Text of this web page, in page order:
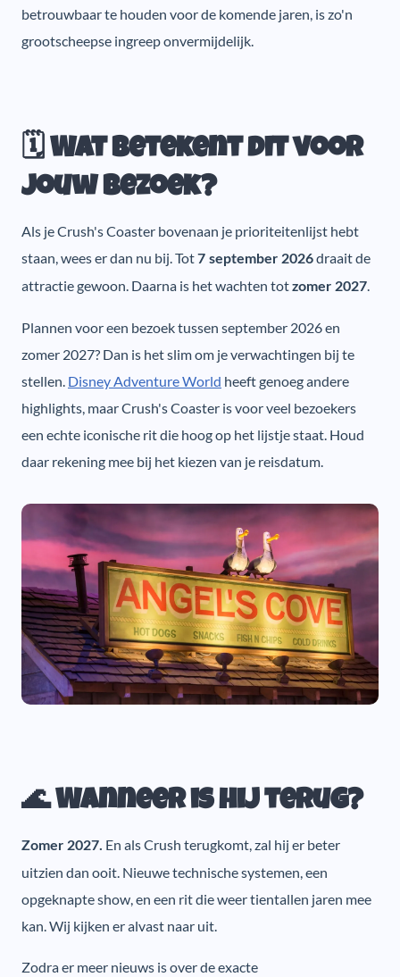
betrouwbaar te houden voor de komende jaren, is zo'n
grootscheepse ingreep onvermijdelijk.
🗓️ Wat betekent dit voor
jouw bezoek?
Als je Crush's Coaster bovenaan je prioriteitenlijst hebt
staan, wees er dan nu bij. Tot7 september 2026draait de
attractie gewoon. Daarna is het wachten totzomer 2027
Plannen voor een bezoek tussen september 2026 en
zomer 2027? Dan is het slim om je verwachtingen bij te
stellen. Disney Adventure World heeft genoeg andere
highlights, maar Crush's Coaster is voor veel bezoekers
een echte iconische rit die hoog op het lijstje staat. Houd
daar rekening mee bij het kiezen van je reisdatum.
🌊 Wanneer is hij terug?
Zomer 2027. En als Crush terugkomt, zal hij er beter
uitzien dan ooit. Nieuwe technische systemen, een
opgeknapte show, en een rit die weer tientallen jaren mee
kan. Wij kijken er alvast naar uit.
Zodra er meer nieuws is over de exacte